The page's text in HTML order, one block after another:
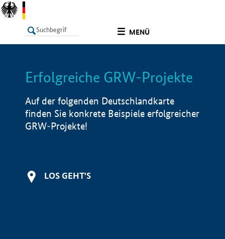
MENÜ
LISTE Info
Erfolgreiche GRW-Projekte
Auf der folgenden Deutschlandkarte
finden Sie konkrete Beispiele erfolgreicher
GRW-Projekte!
LOS GEHT'S